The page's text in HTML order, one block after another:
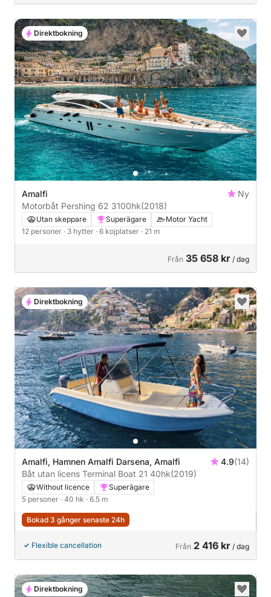
Amalfi
Ny
Motorbåt Pershing 62 3100hk(2018)
Utan skeppare Superägare
Motor Yacht
12 personer · 3 hytter · 6 kojplatser · 21 m
Från 35 658 kr / dag
Direktbokning
Amalfi, Hamnen Amalfi Darsena, Amalfi 4.9(14)
Båt utan licens Terminal Boat 21 40hk(2019)
Without licence
Superägare
5 personer · 40 hk · 6.5 m
Bokad 3 gånger senaste 24h
Flexible cancellation Från 2 416 kr / dag
Direktbokning
Direktbokning